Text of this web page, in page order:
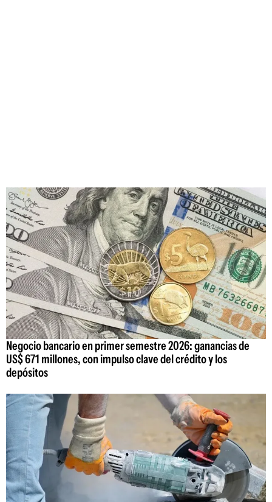
Negocio bancario en primer semestre 2026: ganancias de
US$ 671 millones, con impulso clave del crédito y los
depósitos